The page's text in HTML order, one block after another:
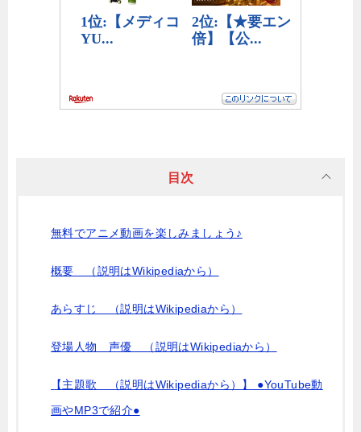
目次
無料でアニメ動画を楽しみましょう♪
概要 （説明はWikipediaから）
あらすじ （説明はWikipediaから）
登場人物 声優 （説明はWikipediaから）
【主題歌 （説明はWikipediaから）】 ●YouTube動
画やMP3で紹介●